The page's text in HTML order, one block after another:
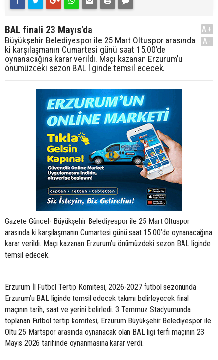
BAL finali 23 Mayıs'da
Büyükşehir Belediyespor ile 25 Mart Oltuspor arasında
ki karşılaşmanın Cumartesi günü saat 15.00’de
oynanacağına karar verildi. Maçı kazanan Erzurum’u
önümüzdeki sezon BAL liginde temsil edecek.
A+
A-
Gazete Güncel- Büyükşehir Belediyespor ile 25 Mart Oltuspor
arasında ki karşılaşmanın Cumartesi günü saat 15.00’de oynanacağına
karar verildi. Maçı kazanan Erzurum’u önümüzdeki sezon BAL liginde
temsil edecek.
Erzurum İl Futbol Tertip Komitesi, 2026-2027 futbol sezonunda
Erzurum’u BAL liginde temsil edecek takımı belirleyecek final
maçının tarih, saat ve yerini belirledi. 3 Temmuz Stadyumunda
toplanan Futbol tertip komitesi, Erzurum Büyükşehir Belediyespor ile
Oltu 25 Martspor arasında oynanacak olan BAL ligi terfi maçının 23
Mayıs 2026 tarihinde oynanmasına karar verdi.